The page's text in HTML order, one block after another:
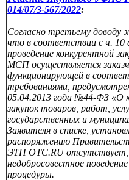
014/07/3-567/2022:
Согласно третьему доводу
что в соответствии с ч. 10
проведение конкурентной
МСП осуществляется
функционирующей в
требованиями,
05.04.2013 года №44-ФЗ «О
закупок товаров, работ,
государственных и
Заявителя в списке,
распоряжению
ЭТП OTC.RU отсутствует,
недобросовестное
процедуры.